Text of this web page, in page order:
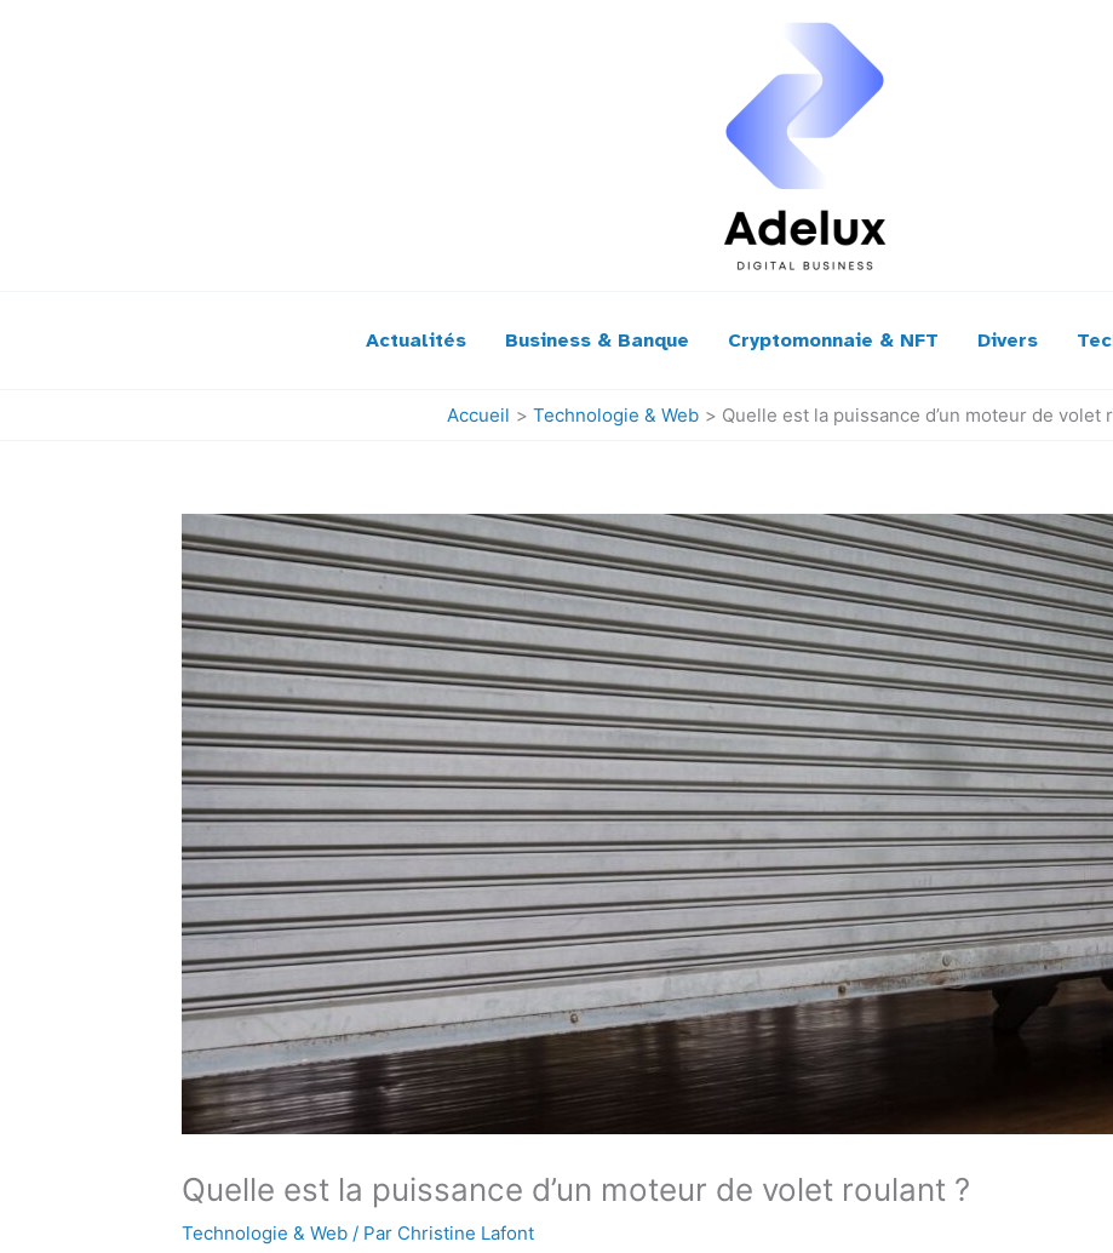
Actualités Business & Banque Cryptomonnaie & NFT Divers
Accueil Technologie & Web Quelle est la puissance d’un moteur de volet
Quelle est la puissance d’un moteur de volet roulant ?
Technologie & Web/ Par Christine Lafont